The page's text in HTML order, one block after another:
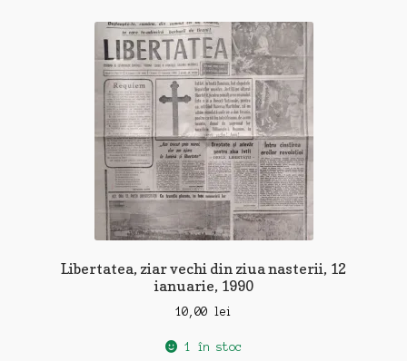
Libertatea, ziar vechi din ziua nasterii, 12
ianuarie, 1990
10,00 lei
1 în stoc